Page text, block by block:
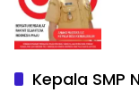
Kepala SMP